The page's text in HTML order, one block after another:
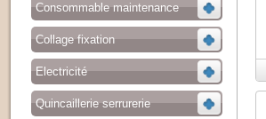
Consommable maintenance
Collage fixation
Electricité
Quincaillerie serrurerie